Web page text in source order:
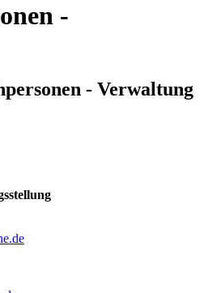
-
- Verwaltung